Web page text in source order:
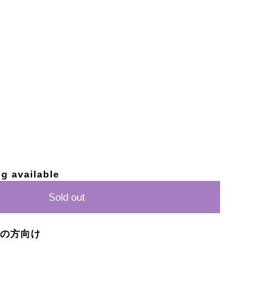
available
Sold out
方向け